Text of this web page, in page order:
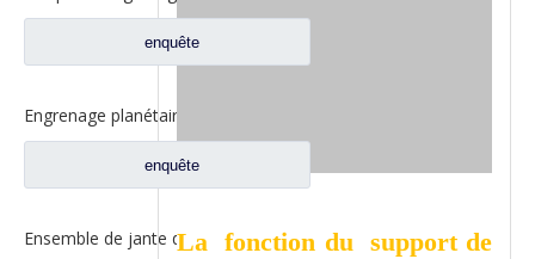
enquête
enquête
Ensemble de jante de roue pour pièces d'essieu avant de camion Iveco
La fonction du support de